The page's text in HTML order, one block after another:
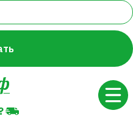
КУПИТЬ?